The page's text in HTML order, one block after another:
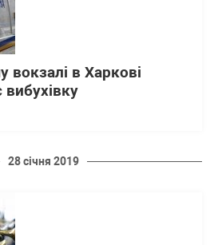
вокзалі в Харкові
вибухівку
28 січня 2019